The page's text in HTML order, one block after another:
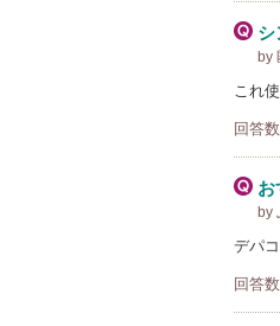
シ
by
これ
回答数
お
by
デパ
回答数